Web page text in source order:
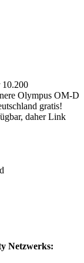
Olympus OM-D
gratis!
daher Link
Netzwerks: